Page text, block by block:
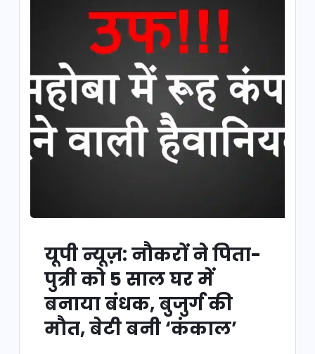
यूपी न्यूज़: नौकरों ने पिता-
पुत्री को 5 साल घर में
बनाया बंधक, बुजुर्ग की
मौत, बेटी बनी ‘कंकाल’